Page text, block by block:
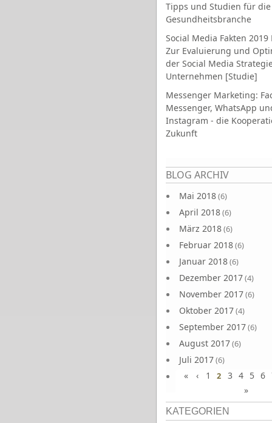
Tipps und Studien für die
Gesundheitsbranche
Social Media Fakten 2019
Zur Evaluierung und
der Social Media
Unternehmen [Studie]
Messenger Marketing:
Messenger, WhatsApp
Instagram - die
Zukunft
BLOG ARCHIV
Mai 2018(6)
April 2018(6)
März 2018(6)
Februar 2018(6)
Januar 2018(6)
Dezember 2017(4)
November 2017(6)
Oktober 2017(4)
September 2017(6)
August 2017(6)
Juli 2017(6)
Juni 2017(6)
Seiten
« ‹ 1 2 3 4 5 6
»
KATEGORIEN